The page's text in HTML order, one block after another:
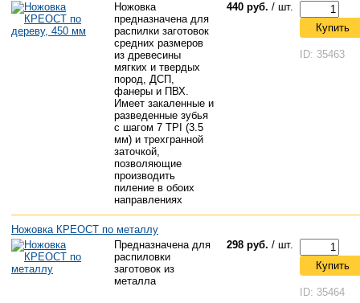
Ножовка
предназначена для
распилки заготовок
средних размеров
из древесины
мягких и твердых
пород, ДСП,
фанеры и ПВХ.
Имеет закаленные и
разведенные зубья
с шагом 7 TPI (3.5
мм) и трехгранной
заточкой,
позволяющие
производить
пиление в обоих
направлениях
440 руб. / шт.
Купить
ID: 35463
Ножовка КРЕОСТ по металлу
Предназначена для
распиловки
заготовок из
металла
298 руб. / шт.
Купить
ID: 35464